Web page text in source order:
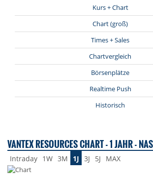
Kurs + Chart
Chart (groß)
Times + Sales
Chartvergleich
Börsenplätze
Realtime Push
Historisch
VANTEX RESOURCES CHART - 1 JAHR -
Intraday 1W 3M 1J 3J 5J MAX